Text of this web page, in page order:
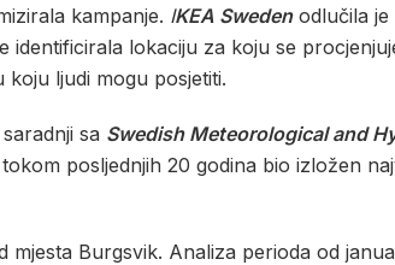
kampanje. IKEA Sweden odlučila
lokaciju za koju se
ljudi mogu posjetiti.
sa Swedish Meteorological and
posljednjih 20 godina bio izložen
Burgsvik. Analiza perioda od